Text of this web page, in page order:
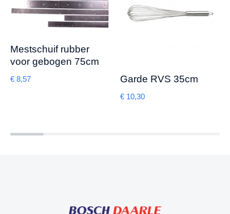
Mestschuif rubber
voor gebogen 75cm
€ 8,57 Garde RVS 35cm
€ 10,30